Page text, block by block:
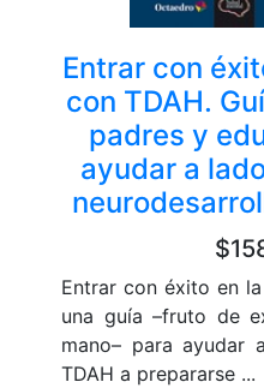
Entrar con
con TDAH.
padres y
ayudar a
Entrar con éxito en
una guía –fruto de
mano– para ayudar
TDAH a prepararse ...